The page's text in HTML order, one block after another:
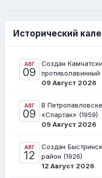
Исторический
АВГ
09
Создан
противолавинный
09 Август 2026
АВГ
09
В
«Спартак» (1959)
09 Август 2026
АВГ
12
Создан
район (1926)
12 Август 2026